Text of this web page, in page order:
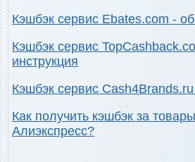
Кэшбэк сервис Ebates.com -
Кэшбэк сервис
инструкция
Кэшбэк сервис
Как получить кэшбэк за
Алиэкспресс?